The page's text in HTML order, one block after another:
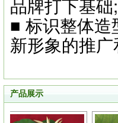
品牌打下基础;
■ 标识整体
新形象的推
产品展示